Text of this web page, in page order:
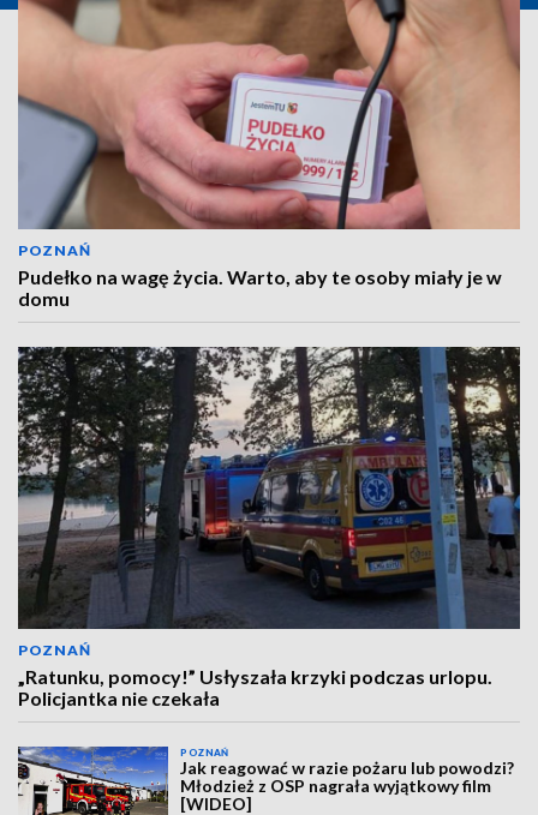
POZNAŃ
Pudełko na wagę życia. Warto, aby te osoby miały je w
domu
POZNAŃ
„Ratunku, pomocy!” Usłyszała krzyki podczas urlopu.
Policjantka nie czekała
POZNAŃ
Jak reagować w razie pożaru lub powodzi?
Młodzież z OSP nagrała wyjątkowy film
[WIDEO]